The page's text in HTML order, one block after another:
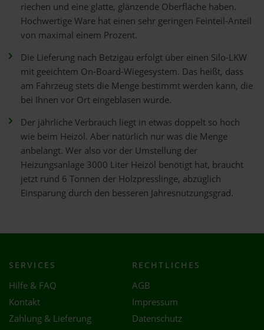
riechen und eine glatte, glänzende Oberfläche haben.
Hochwertige Ware hat einen sehr geringen Feinteil-Anteil
von maximal einem Prozent.
Die Lieferung nach Betzigau erfolgt über einen Silo-LKW
mit geeichtem On-Board-Wiegesystem. Das heißt, dass
am Fahrzeug stets die Menge bestimmt werden kann, die
bei Ihnen vor Ort eingeblasen wurde.
Der jährliche Verbrauch liegt in etwas doppelt so hoch
wie beim Heizöl. Aber natürlich nur was die Menge
anbelangt. Wer also vor der Umstellung der
Heizungsanlage 3000 Liter Heizöl benötigt hat, braucht
jetzt rund 6 Tonnen der Holzpresslinge, abzüglich
Einsparung durch den besseren Jahresnutzungsgrad.
SERVICES
Hilfe & FAQ
Kontakt
Zahlung & Lieferung
RECHTLICHES
AGB
Impressum
Datenschutz